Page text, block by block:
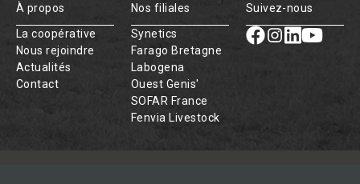
À propos
La coopérative
Nous rejoindre
Actualités
Contact
Nos filiales
Synetics
Farago Bretagne
Labogena
Ouest Genis'
SOFAR France
Fenvia Livestock
Suivez-nous